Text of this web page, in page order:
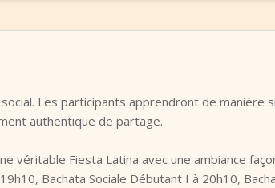
Les participants apprendront de manière
authentique de partage.
véritable Fiesta Latina avec une ambiance
Bachata Sociale Débutant I à 20h10,